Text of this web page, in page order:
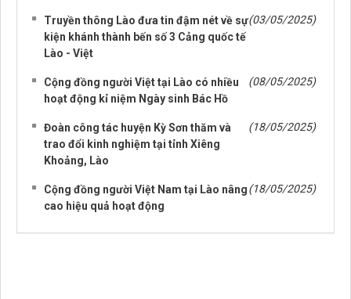
Truyền thông Lào đưa tin đậm nét về sự
kiện khánh thành bến số 3 Cảng quốc tế
Lào - Việt
(03/05/2025)
Cộng đồng người Việt tại Lào có nhiều
hoạt động kỉ niệm Ngày sinh Bác Hồ
(08/05/2025)
Đoàn công tác huyện Kỳ Sơn thăm và
trao đổi kinh nghiệm tại tỉnh Xiêng
Khoảng, Lào
(18/05/2025)
Cộng đồng người Việt Nam tại Lào nâng
cao hiệu quả hoạt động
(18/05/2025)